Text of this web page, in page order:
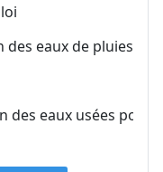
eaux de pluies et
des eaux usées pour